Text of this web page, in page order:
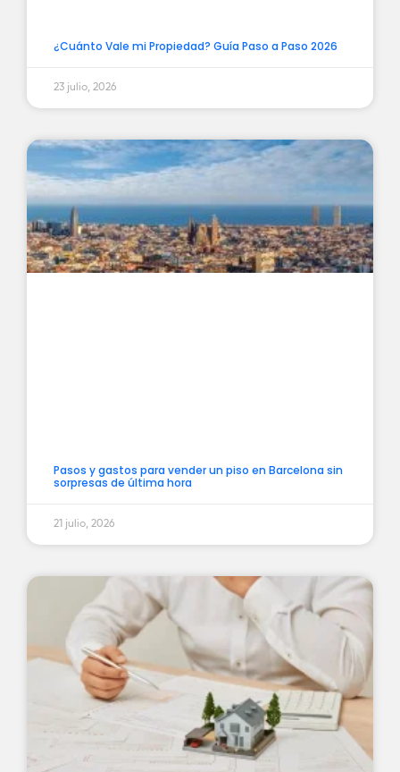
¿Cuánto Vale mi Propiedad? Guía Paso a Paso 2026
23 julio, 2026
Pasos y gastos para vender un piso en Barcelona sin
sorpresas de última hora
21 julio, 2026